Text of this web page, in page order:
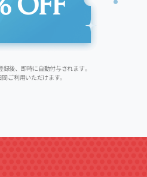
後、即時に自動付与されます。
ご利用いただけます。